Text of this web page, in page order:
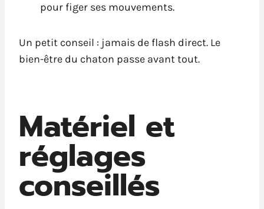
pour figer ses mouvements.
Un petit conseil : jamais de flash direct. Le
bien-être du chaton passe avant tout.
Matériel et
réglages
conseillés